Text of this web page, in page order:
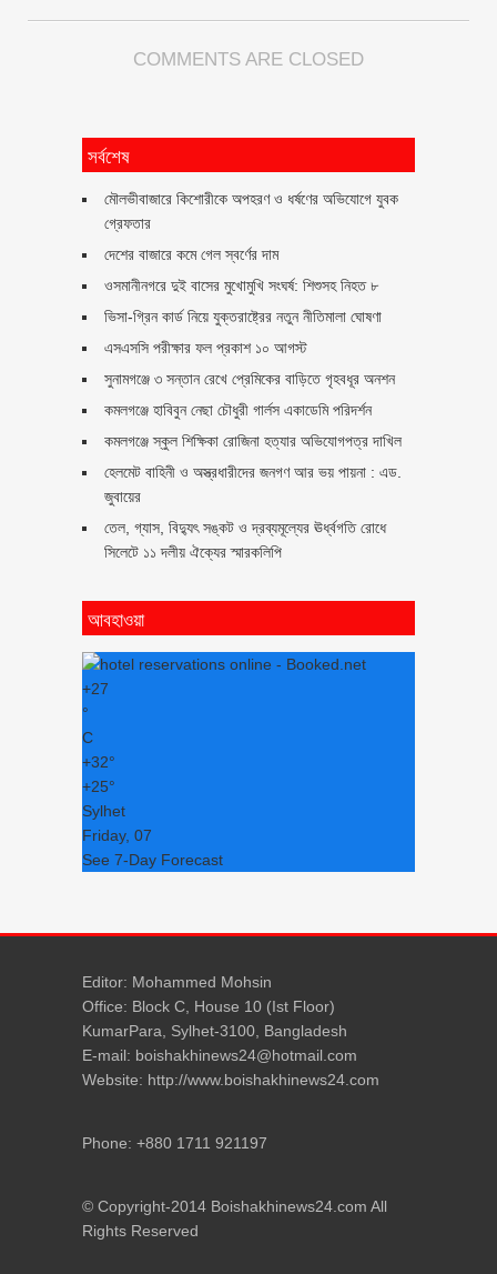
COMMENTS ARE CLOSED
সর্বশেষ
মৌলভীবাজারে কিশোরীকে অপহরণ ও ধর্ষণের অভিযোগে যুবক
গ্রেফতার
দেশের বাজারে কমে গেল স্বর্ণের দাম
ওসমানীনগরে দুই বাসের মুখোমুখি সংঘর্ষ: শিশুসহ নিহত ৮
ভিসা-গ্রিন কার্ড নিয়ে যুক্তরাষ্ট্রের নতুন নীতিমালা ঘোষণা
এসএসসি পরীক্ষার ফল প্রকাশ ১০ আগস্ট
সুনামগঞ্জে ৩ সন্তান রেখে প্রেমিকের বাড়িতে গৃহবধূর অনশন
কমলগঞ্জে হাবিবুন নেছা চৌধুরী গার্লস একাডেমি পরিদর্শন
কমলগঞ্জে স্কুল শিক্ষিকা রোজিনা হত্যার অভিযোগপত্র দাখিল
হেলমেট বাহিনী ও অস্ত্রধারীদের জনগণ আর ভয় পায়না : এড.
জুবায়ের
তেল, গ্যাস, বিদ্যুৎ সঙ্কট ও দ্রব্যমূল্যের ঊর্ধ্বগতি রোধে
সিলেটে ১১ দলীয় ঐক্যের স্মারকলিপি
আবহাওয়া
+27
°
C
+32°
+25°
Sylhet
Friday, 07
See 7-Day Forecast
Editor: Mohammed Mohsin
Office: Block C, House 10 (Ist Floor)
KumarPara, Sylhet-3100, Bangladesh
E-mail: boishakhinews24@hotmail.com
Website: http://www.boishakhinews24.com
Phone: +880 1711 921197
© Copyright-2014 Boishakhinews24.com All
Rights Reserved